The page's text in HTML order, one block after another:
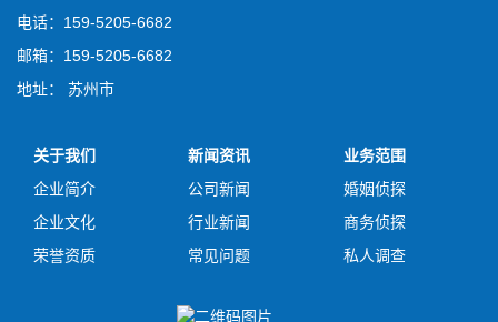
电话：159-5205-6682
邮箱：159-5205-6682
地址： 苏州市
关于我们
企业简介
企业文化
荣誉资质
新闻资讯
公司新闻
行业新闻
常见问题
业务范围
婚姻侦探
商务侦探
私人调查